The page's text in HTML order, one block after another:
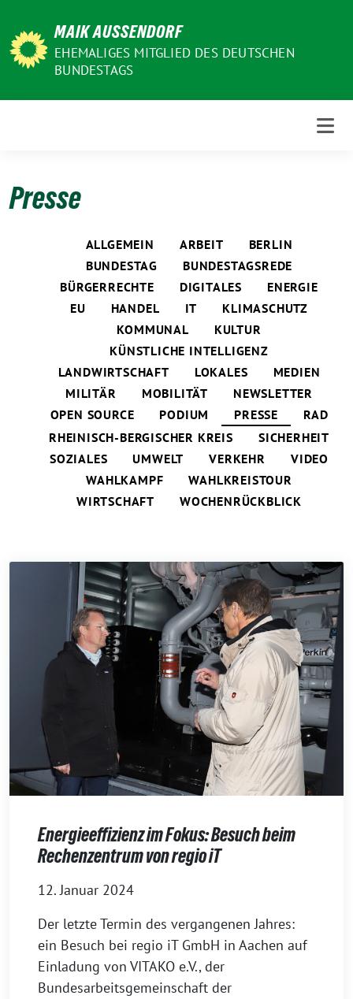
zum
Inhalt
MAIK AUSSENDORF
EHEMALIGES MITGLIED DES DEUTSCHEN
BUNDESTAGS
Presse
ALLGEMEIN ARBEIT
BERLIN
BUNDESTAG
BUNDESTAGSREDE
BÜRGERRECHTE
DIGITALES
ENERGIE
EU
HANDEL IT
KLIMASCHUTZ
KOMMUNAL
KULTUR
KÜNSTLICHE INTELLIGENZ
LANDWIRTSCHAFT
LOKALES
MEDIEN
MILITÄR
MOBILITÄT
NEWSLETTER
OPEN SOURCE
PODIUM PRESSE
RAD
RHEINISCH-BERGISCHER KREIS
SICHERHEIT
SOZIALES
UMWELT VERKEHR
VIDEO
WAHLKAMPF
WAHLKREISTOUR
WIRTSCHAFT
WOCHENRÜCKBLICK
Energieeffizienz im Fokus: Besuch beim
Rechenzentrum von regio iT
12. Januar 2024
Der letzte Termin des vergangenen Jahres:
ein Besuch bei regio iT GmbH in Aachen auf
Einladung von VITAKO e.V., der
Bundesarbeitsgemeinschaft der